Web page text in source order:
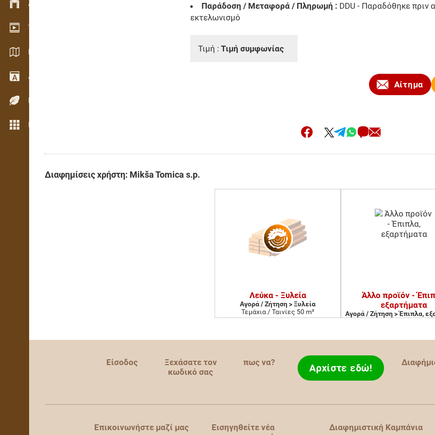
Διαχείριση αποθεμάτων
Έκθεση βίντεο
Κατάλογοι / Μπροσούρες
Λεξικό
Είδη ξύλου
Περισσότερες λειτουργίες
Παράδοση / Μεταφορά / Πληρωμή : DDU - Παραδόθηκε πριν
εκτελωνισμό
Τιμή : Τιμή συμφωνίας
Αίτημα
Διαφημίσεις χρήστη: Mikša Tomica s.p.
Λεύκα - Ξυλεία
Αγορά / Ζήτηση > Ξυλεία
Τεμάχια / Ταινίες 50 m³
Άλλο προϊόν -
εξαρτήματα
Αγορά / Ζήτηση > Έπιπλα,
Είσοδος
Ξεχάσατε τον
κωδικό σας
πως να? Αρχίστε εδώ!
Επικοινωνήστε μαζί μας
Εισηγηθείτε νέα
Διαφημιστική Καμπάνια